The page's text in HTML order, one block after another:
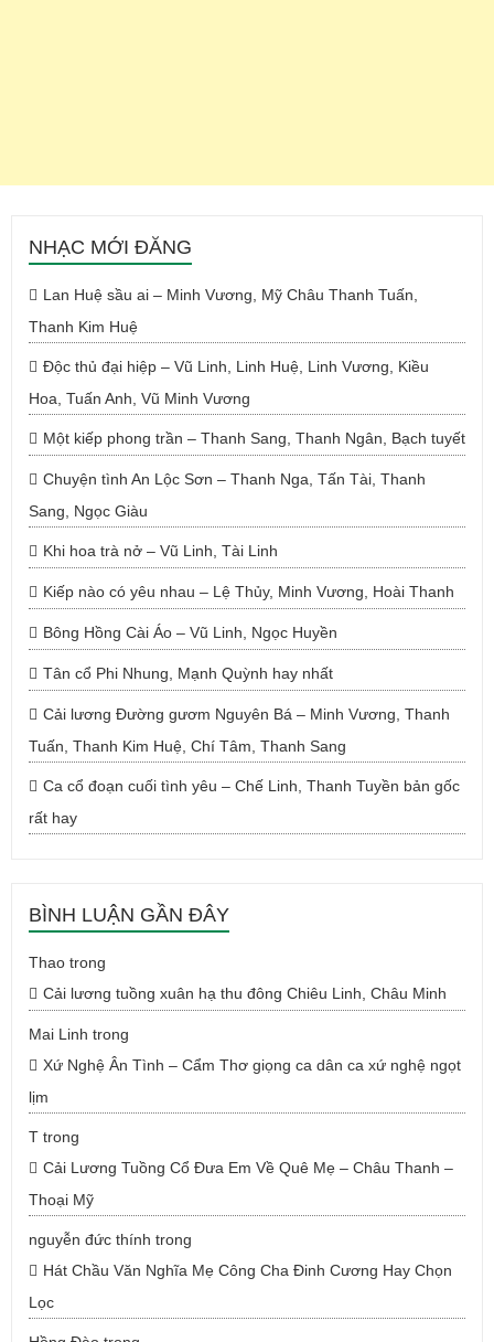
NHẠC MỚI ĐĂNG
Lan Huệ sầu ai – Minh Vương, Mỹ Châu Thanh Tuấn,
Thanh Kim Huệ
Độc thủ đại hiệp – Vũ Linh, Linh Huệ, Linh Vương, Kiều
Hoa, Tuấn Anh, Vũ Minh Vương
Một kiếp phong trần – Thanh Sang, Thanh Ngân, Bạch tuyết
Chuyện tình An Lộc Sơn – Thanh Nga, Tấn Tài, Thanh
Sang, Ngọc Giàu
Khi hoa trà nở – Vũ Linh, Tài Linh
Kiếp nào có yêu nhau – Lệ Thủy, Minh Vương, Hoài Thanh
Bông Hồng Cài Áo – Vũ Linh, Ngọc Huyền
Tân cổ Phi Nhung, Mạnh Quỳnh hay nhất
Cải lương Đường gươm Nguyên Bá – Minh Vương, Thanh
Tuấn, Thanh Kim Huệ, Chí Tâm, Thanh Sang
Ca cổ đoạn cuối tình yêu – Chế Linh, Thanh Tuyền bản gốc
rất hay
BÌNH LUẬN GẦN ĐÂY
Thao trong
Cải lương tuồng xuân hạ thu đông Chiêu Linh, Châu Minh
Mai Linh trong
Xứ Nghệ Ân Tình – Cẩm Thơ giọng ca dân ca xứ nghệ ngọt
lịm
T trong
Cải Lương Tuồng Cổ Đưa Em Về Quê Mẹ – Châu Thanh –
Thoại Mỹ
nguyễn đức thính trong
Hát Chầu Văn Nghĩa Mẹ Công Cha Đinh Cương Hay Chọn
Lọc